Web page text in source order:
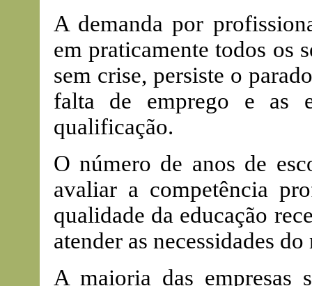
A demanda por
em praticamente todos os
sem crise, persiste o
falta de emprego e as
qualificação.
O número de anos de
avaliar a competência
qualidade da educação
atender as necessidades
A maioria das empresas